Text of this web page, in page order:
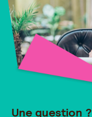
Une question ?